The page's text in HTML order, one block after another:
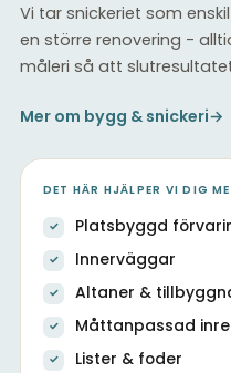
Vi tar snickeriet som
en större renovering -
måleri så att
Mer om bygg & snickeri→
DET HÄR HJÄLPER VI DIG
Platsbyggd
Innerväggar
Altaner &
Måttanpassad
Lister & foder